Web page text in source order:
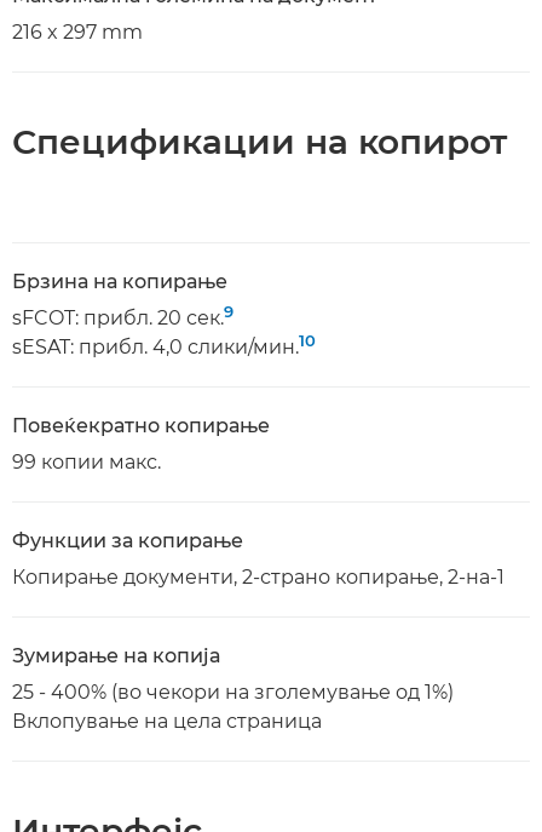
216 x 297 mm
Спецификации на копирот
Брзина на копирање
sFCOT: прибл. 20 сек.9
sESAT: прибл. 4,0 слики/мин.10
Повеќекратно копирање
99 копии макс.
Функции за копирање
Копирање документи, 2-страно копирање, 2-на-1
Зумирање на копија
25 - 400% (во чекори на зголемување од 1%)
Вклопување на цела страница